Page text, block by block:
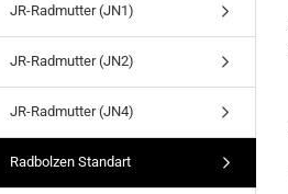
JR-Radmutter (JN1)
JR-Radmutter (JN2)
JR-Radmutter (JN4)
Radbolzen Standart